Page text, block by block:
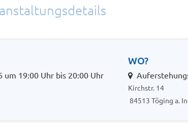
um 19:00 Uhr bis 20:00 Uhr
WO?
Kirchstr. 14
84513 Töging a.